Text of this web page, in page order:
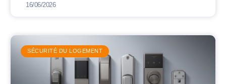
16/06/2026
SÉCURITÉ DU LOGEMENT